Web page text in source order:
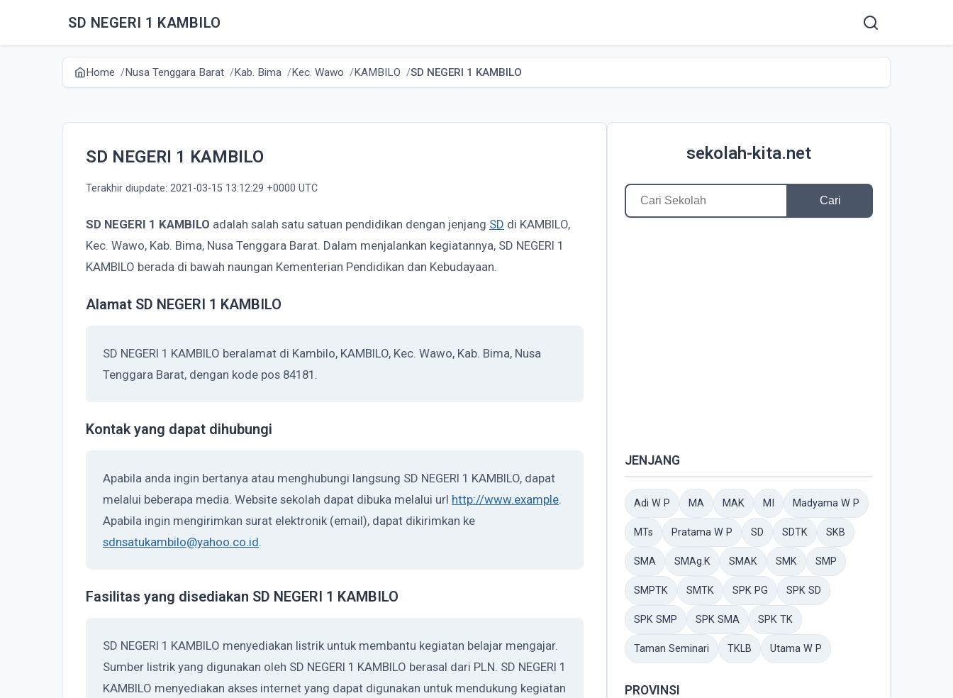
SD NEGERI 1 KAMBILO
Home Nusa Tenggara Barat Kab. Bima Kec. Wawo KAMBILO SD NEGERI 1 KAMBILO
SD NEGERI 1 KAMBILO
Terakhir diupdate: 2021-03-15 13:12:29 +0000 UTC
SD NEGERI 1 KAMBILO adalah salah satu satuan pendidikan dengan jenjang SD di KAMBILO,
Kec. Wawo, Kab. Bima, Nusa Tenggara Barat. Dalam menjalankan kegiatannya, SD NEGERI 1
KAMBILO berada di bawah naungan Kementerian Pendidikan dan Kebudayaan.
Alamat SD NEGERI 1 KAMBILO
SD NEGERI 1 KAMBILO beralamat di Kambilo, KAMBILO, Kec. Wawo, Kab. Bima, Nusa
Tenggara Barat, dengan kode pos 84181.
Kontak yang dapat dihubungi
Apabila anda ingin bertanya atau menghubungi langsung SD NEGERI 1 KAMBILO, dapat
melalui beberapa media. Website sekolah dapat dibuka melalui url http://www.example.
Apabila ingin mengirimkan surat elektronik (email), dapat dikirimkan ke
sdnsatukambilo@yahoo.co.id.
Fasilitas yang disediakan SD NEGERI 1 KAMBILO
SD NEGERI 1 KAMBILO menyediakan listrik untuk membantu kegiatan belajar mengajar.
Sumber listrik yang digunakan oleh SD NEGERI 1 KAMBILO berasal dari PLN. SD NEGERI 1
KAMBILO menyediakan akses internet yang dapat digunakan untuk mendukung kegiatan
sekolah-kita.net
Cari
JENJANG
Adi W P MA MAK MI Madyama W P
MTs Pratama W P SD SDTK SKB
SMA SMAg.K SMAK SMK SMP
SMPTK SMTK SPK PG SPK SD
SPK SMP SPK SMA SPK TK
Taman Seminari TKLB Utama W P
PROVINSI